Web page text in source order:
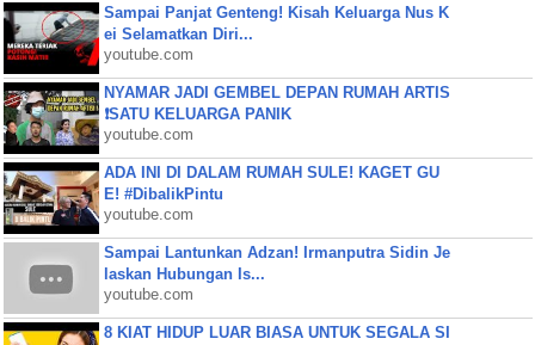
Sampai Panjat Genteng! Kisah Keluarga Nus K
ei Selamatkan Diri...
youtube.com
NYAMAR JADI GEMBEL DEPAN RUMAH ARTIS
❗SATU KELUARGA PANIK
youtube.com
ADA INI DI DALAM RUMAH SULE! KAGET GU
E! #DibalikPintu
youtube.com
Sampai Lantunkan Adzan! Irmanputra Sidin Je
laskan Hubungan Is...
youtube.com
8 KIAT HIDUP LUAR BIASA UNTUK SEGALA SI